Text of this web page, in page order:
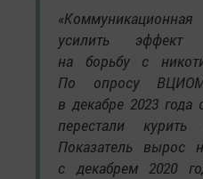
усилить эффект
на борьбу с
По опросу ВЦИОМ
в декабре 2023 года
перестали
Показатель вырос
с декабрем 2020